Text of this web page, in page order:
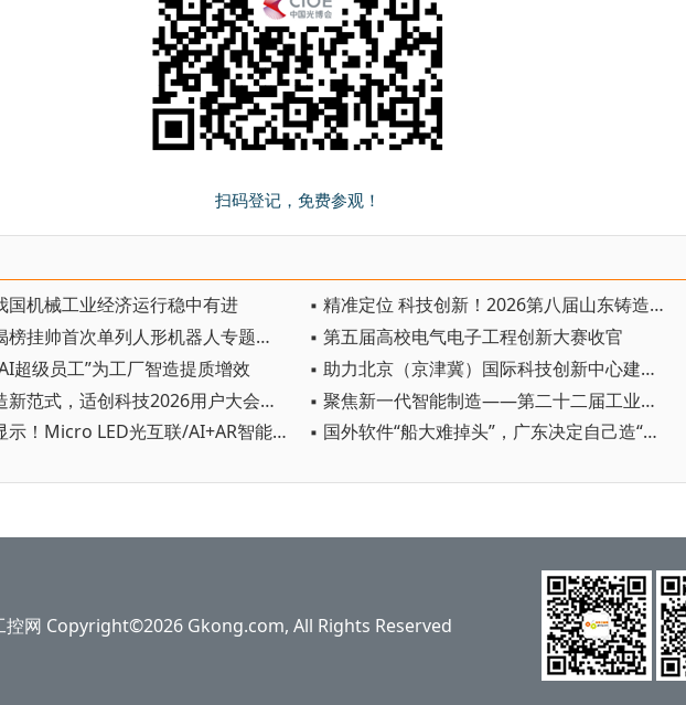
扫码登记，免费参观！
国机械工业经济运行稳中有进
▪ 精准定位 科技创新！2026第八届山东铸造工业展览会在青岛开幕
▪ 七部门揭榜挂帅首次单列人形机器人专题，启动新一轮国家级技术攻坚
▪ 第五届高校电气电子工程创新大赛收官
超级员工”为工厂智造提质增效
▪ 助力北京（京津冀）国际科技创新中心建设 京津冀成立机器人产业链联盟
▪ 共赴智造新范式，适创科技2026用户大会将于深圳启幕
▪ 聚焦新一代智能制造——第二十二届工业自动化与标准化研讨会在京举办
▪ 不止于显示！Micro LED光互联/AI+AR智能眼镜/玻璃基板TGV等全新赛道集中亮相，创新动能尽在2026深圳国际全触与显示展
▪ 国外软件“船大难掉头”，广东决定自己造“工业大脑”
控网 Copyright©2026 Gkong.com, All Rights Reserved